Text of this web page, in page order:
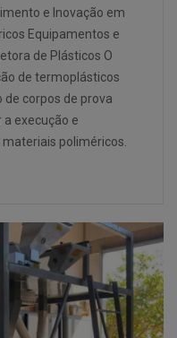
e Inovação em
Equipamentos e
de Plásticos O
de termoplásticos
de corpos de prova
execução e
poliméricos.